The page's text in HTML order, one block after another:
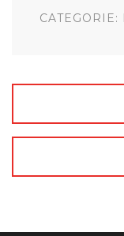
CATEGORIE: